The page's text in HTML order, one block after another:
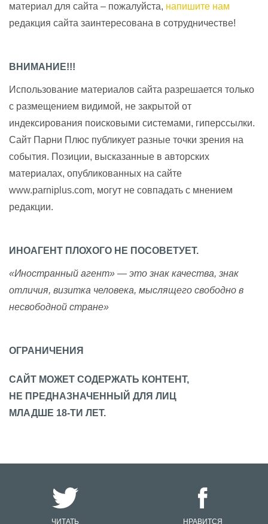
материал для сайта – пожалуйста, напишите нам
редакция сайта заинтересована в сотрудничестве!
ВНИМАНИЕ!!!
Использование материалов сайта разрешается только
с размещением видимой, не закрытой от
индексирования поисковыми системами, гиперссылки.
Сайт Парни Плюс публикует разные точки зрения на
события. Позиции, высказанные в авторских
материалах, опубликованных на сайте
www.parniplus.com, могут не совпадать с мнением
редакции.
ИНОАГЕНТ ПЛОХОГО НЕ ПОСОВЕТУЕТ.
«Иностранный агент» — это знак качества, знак
отличия, визитка человека, мыслящего свободно в
несвободной стране»
ОГРАНИЧЕНИЯ
САЙТ МОЖЕТ СОДЕРЖАТЬ КОНТЕНТ,
НЕ ПРЕДНАЗНАЧЕННЫЙ ДЛЯ ЛИЦ
МЛАДШЕ 18-ТИ ЛЕТ.
ЧИТАТЬ НРАВИТСЯ